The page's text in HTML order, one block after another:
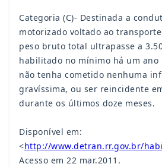
Categoria (C)- Destinada a
motorizado voltado ao
peso bruto total ultrapasse a
habilitado no mínimo há um ano
não tenha cometido nenhuma
gravíssima, ou ser reincidente
durante os últimos doze meses.
Disponível em:
<http://www.detran.rr.gov.br/
Acesso em 22 mar.2011.